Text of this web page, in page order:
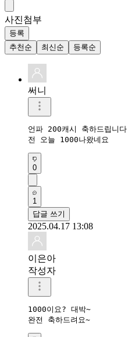
사진첨부
등록
추천순
최신순 등록순
써니
언파 200캐시 축하드립니다
전 오늘 1000나왔네요
0
1
답글 쓰기
2025.04.17 13:08
이은아
작성자
1000이요? 대박~
완전 축하드려요~